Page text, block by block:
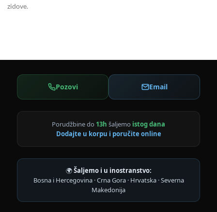
zidove.
Pozovi Email
Porudžbine do 13h šaljemo istog dana
Dodajte u korpu i poručite online
🌍Šaljemo i u inostranstvo:
Bosna i Hercegovina · Crna Gora · Hrvatska · Severna
Makedonija